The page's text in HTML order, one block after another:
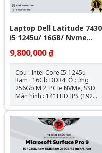
Laptop Dell Latitude 7430
i5 1245u/ 16GB/ Nvme
256Gb/ 14" FHD
9,800,000 ₫
Cpu : Intel Core I5-1245u
Ram : 16Gb DDR4 Ổ cứng :
256Gb M.2, PCIe NVMe, SSD
Màn hình : 14″ FHD IPS (1920
x 1080) Đồ họa : Intel® Iris®
XE Graphics Kết nối : 1 USB
3.2 Gen 1 port with
PowerShare l 2 Thunderbolt
4 ports with DisplayPort Alt
Mode/USB4/Power Delivery l